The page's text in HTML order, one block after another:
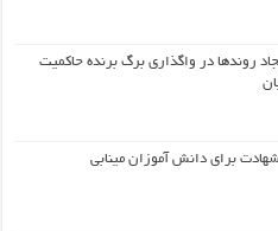
روندها در واگذاری برگ برنده حاکمیت
برای دانش آموزان مینابی